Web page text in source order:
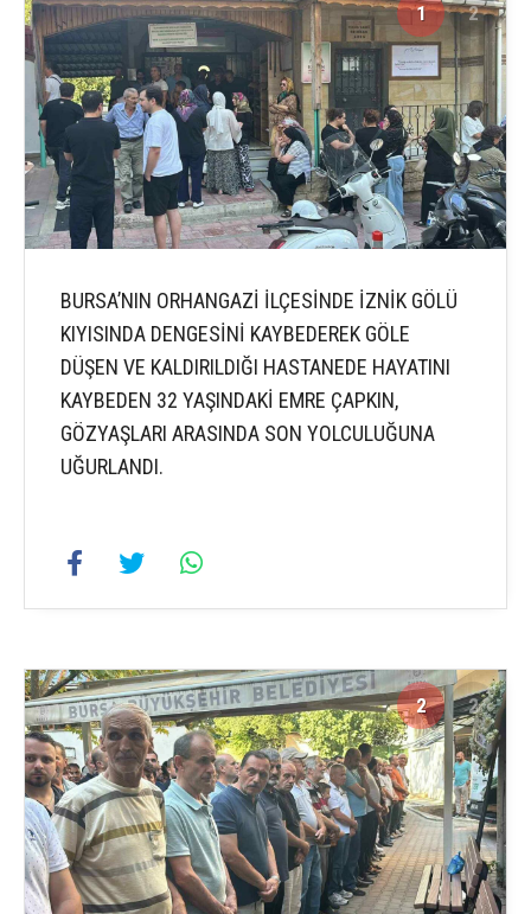
1 2
BURSA’NIN ORHANGAZİ İLÇESİNDE İZNİK GÖLÜ
KIYISINDA DENGESİNİ KAYBEDEREK GÖLE
DÜŞEN VE KALDIRILDIĞI HASTANEDE HAYATINI
KAYBEDEN 32 YAŞINDAKİ EMRE ÇAPKIN,
GÖZYAŞLARI ARASINDA SON YOLCULUĞUNA
UĞURLANDI.
2 2